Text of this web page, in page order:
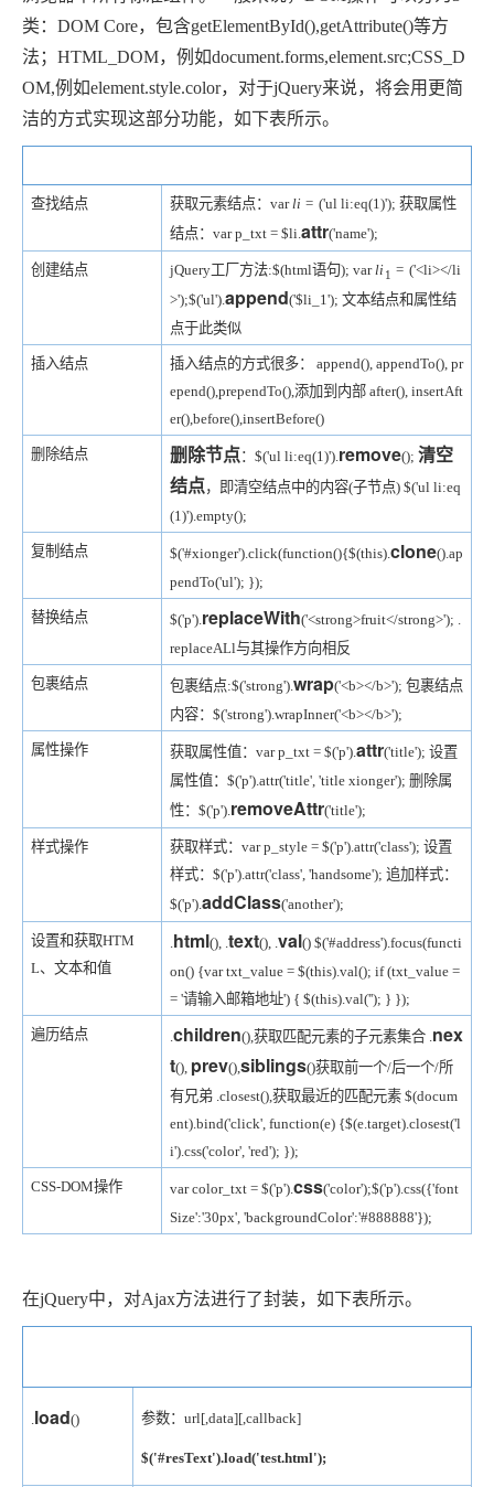
类：DOM Core，包含getElementById(),getAttribute()等方
法；HTML_DOM，例如document.forms,element.src;CSS_D
OM,例如element.style.color，对于jQuery来说，将会用更简
洁的方式实现这部分功能，如下表所示。
查找结点 获取元素结点：varli = ('ul li:eq(1)'); 获取属性
结点：var p_txt = $li.attr('name');
创建结点 jQuery工厂方法:$(html语句); varli 1 = ('<li></li
>');$('ul').append('$li_1'); 文本结点和属性结
点于此类似
插入结点 插入结点的方式很多： append(), appendTo(), pr
epend(),prependTo(),添加到内部 after(), insertAft
er(),before(),insertBefore()
删除结点 删除节点：$('ul li:eq(1)').remove(); 清空
结点，即清空结点中的内容(子节点) $('ul li:eq
(1)').empty();
复制结点 $('#xionger').click(function(){$(this).clone().ap
pendTo('ul'); });
替换结点 $('p').replaceWith('<strong>fruit</strong>'); .
replaceALl与其操作方向相反
包裹结点 包裹结点:$('strong').wrap('<b></b>'); 包裹结点
内容：$('strong').wrapInner('<b></b>');
属性操作 获取属性值：var p_txt = $('p').attr('title'); 设置
属性值：$('p').attr('title', 'title xionger'); 删除属
性：$('p').removeAttr('title');
样式操作 获取样式：var p_style = $('p').attr('class'); 设置
样式：$('p').attr('class', 'handsome'); 追加样式：
$('p').addClass('another');
设置和获取HTM
L、文本和值
.html(), .text(), .val() $('#address').focus(functi
on() {var txt_value = $(this).val(); if (txt_value =
= '请输入邮箱地址') { $(this).val(''); } });
遍历结点 .children(),获取匹配元素的子元素集合 .nex
t(), prev(),siblings()获取前一个/后一个/所
有兄弟 .closest(),获取最近的匹配元素 $(docum
ent).bind('click', function(e) {$(e.target).closest('l
i').css('color', 'red'); });
CSS-DOM操作 var color_txt = $('p').css('color');$('p').css({'font
Size':'30px', 'backgroundColor':'#888888'});
在jQuery中，对Ajax方法进行了封装，如下表所示。
.load() 参数：url[,data][,callback]
$('#resText').load('test.html');